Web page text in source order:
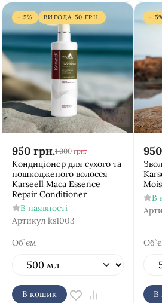
- 5% ВИГОДА 50 ГРН.
950 грн.1 000 грн.
Кондиціонер для сухого та
пошкодженого волосся
Karseell Мaca Essence
Repair Conditioner
В наявності
Артикул ks1003
Об`єм
В кошик
-
950
В
В